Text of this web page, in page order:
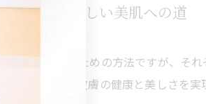
違いとは 新しい美肌への道
肌を追求するための方法ですが、そ
拠に基づき、皮膚の健康と美しさを